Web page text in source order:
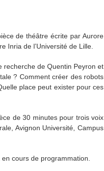
de théâtre écrite par Aurore
Inria de l’Université de Lille.
recherche de Quentin Peyron et
? Comment créer des robots
place peut exister pour ces
de 30 minutes pour trois voix
Avignon Université, Campus
cours de programmation.